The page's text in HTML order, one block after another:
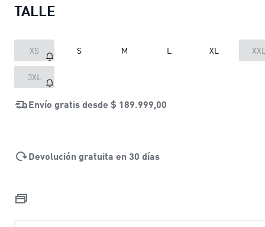
TALLE
XS S M L XL
3XL
Envío gratis desde $ 189.999,00
Devolución gratuita en 30 días